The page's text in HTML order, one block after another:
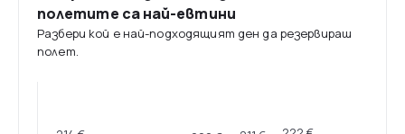
полетите са най-евтини
Разбери кой е най-подходящият ден да резервираш
полет.